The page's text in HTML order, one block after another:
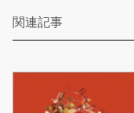
関連記事